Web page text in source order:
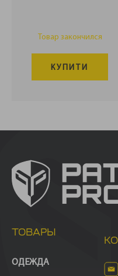
Товар закончился
КУПИТИ
ТОВАРЫ
ОДЕЖДА